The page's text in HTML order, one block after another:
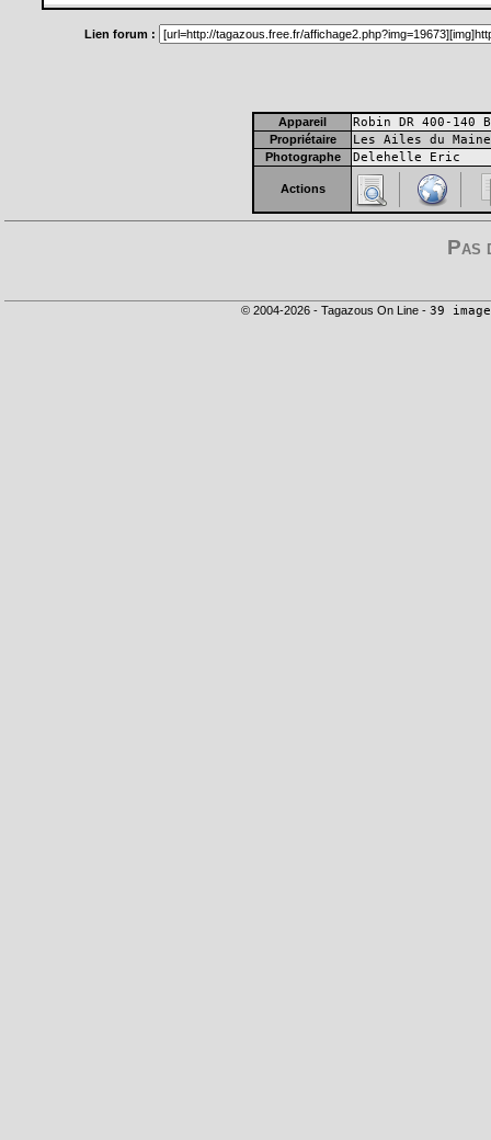
Lien forum :
Appareil Robin DR 400-140 B
Propriétaire Les Ailes du
Photographe Delehelle Eric
Actions
Pas
© 2004-2026 - Tagazous On Line - 39